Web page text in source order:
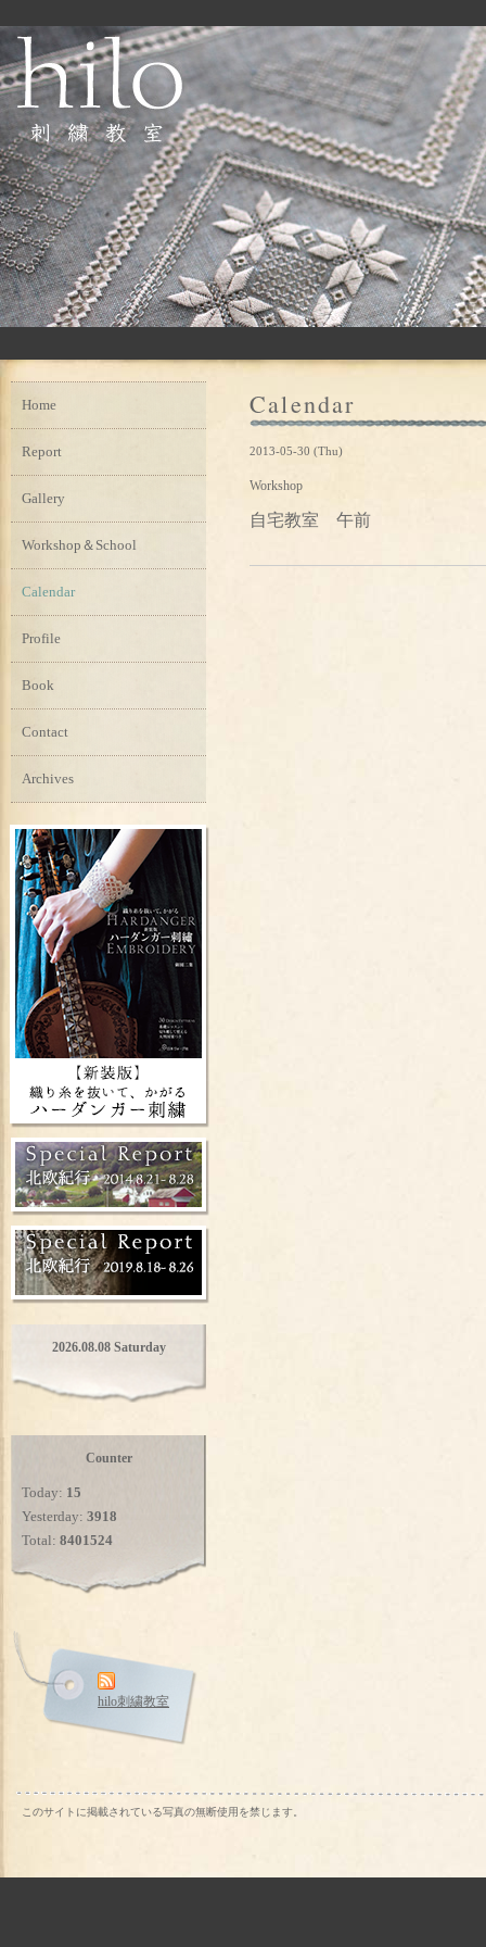
Calendar
2013-05-30 (Thu)
Workshop
自宅教室 午前
Home
Report
Gallery
Workshop＆School
Calendar
Profile
Book
Contact
Archives
2026.08.08 Saturday
Counter
Today: 15
Yesterday: 3918
Total: 8401524
hilo刺繍教室
このサイトに掲載されている写真の無断使用を禁じます。